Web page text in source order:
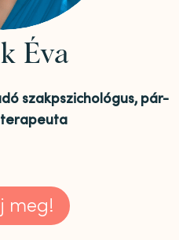
Éva
szakpszichológus, pár-
meg!